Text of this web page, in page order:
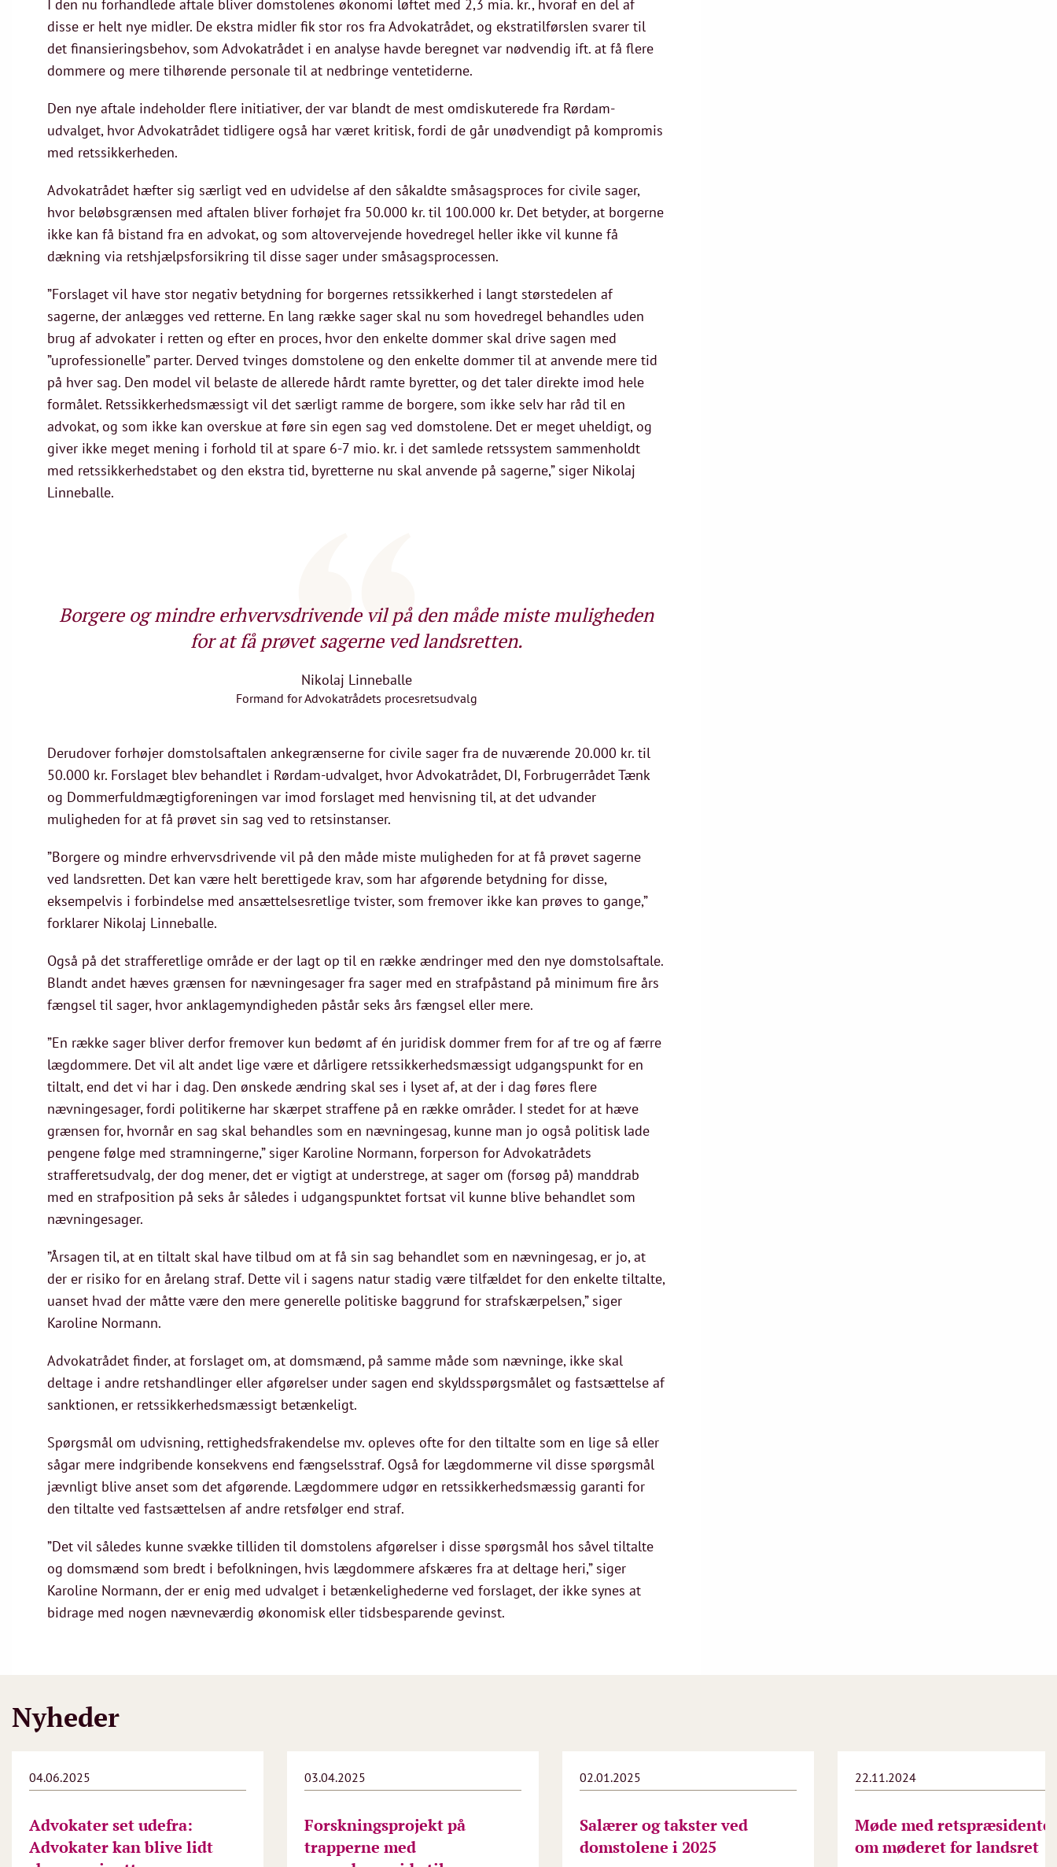
I den nu forhandlede aftale bliver domstolenes økonomi løftet med 2,3 mia. kr., hvoraf en del af
disse er helt nye midler. De ekstra midler fik stor ros fra Advokatrådet, og ekstratilførslen svarer til
det finansieringsbehov, som Advokatrådet i en analyse havde beregnet var nødvendig ift. at få flere
dommere og mere tilhørende personale til at nedbringe ventetiderne.
Den nye aftale indeholder flere initiativer, der var blandt de mest omdiskuterede fra Rørdam-
udvalget, hvor Advokatrådet tidligere også har været kritisk, fordi de går unødvendigt på kompromis
med retssikkerheden.
Advokatrådet hæfter sig særligt ved en udvidelse af den såkaldte småsagsproces for civile sager,
hvor beløbsgrænsen med aftalen bliver forhøjet fra 50.000 kr. til 100.000 kr. Det betyder, at borgerne
ikke kan få bistand fra en advokat, og som altovervejende hovedregel heller ikke vil kunne få
dækning via retshjælpsforsikring til disse sager under småsagsprocessen.
”Forslaget vil have stor negativ betydning for borgernes retssikkerhed i langt størstedelen af
sagerne, der anlægges ved retterne. En lang række sager skal nu som hovedregel behandles uden
brug af advokater i retten og efter en proces, hvor den enkelte dommer skal drive sagen med
”uprofessionelle” parter. Derved tvinges domstolene og den enkelte dommer til at anvende mere tid
på hver sag. Den model vil belaste de allerede hårdt ramte byretter, og det taler direkte imod hele
formålet. Retssikkerhedsmæssigt vil det særligt ramme de borgere, som ikke selv har råd til en
advokat, og som ikke kan overskue at føre sin egen sag ved domstolene. Det er meget uheldigt, og
giver ikke meget mening i forhold til at spare 6-7 mio. kr. i det samlede retssystem sammenholdt
med retssikkerhedstabet og den ekstra tid, byretterne nu skal anvende på sagerne,” siger Nikolaj
Linneballe.
Borgere og mindre erhvervsdrivende vil på den måde miste muligheden
for at få prøvet sagerne ved landsretten.
Nikolaj Linneballe
Formand for Advokatrådets procesretsudvalg
Derudover forhøjer domstolsaftalen ankegrænserne for civile sager fra de nuværende 20.000 kr. til
50.000 kr. Forslaget blev behandlet i Rørdam-udvalget, hvor Advokatrådet, DI, Forbrugerrådet Tænk
og Dommerfuldmægtigforeningen var imod forslaget med henvisning til, at det udvander
muligheden for at få prøvet sin sag ved to retsinstanser.
”Borgere og mindre erhvervsdrivende vil på den måde miste muligheden for at få prøvet sagerne
ved landsretten. Det kan være helt berettigede krav, som har afgørende betydning for disse,
eksempelvis i forbindelse med ansættelsesretlige tvister, som fremover ikke kan prøves to gange,”
forklarer Nikolaj Linneballe.
Også på det strafferetlige område er der lagt op til en række ændringer med den nye domstolsaftale.
Blandt andet hæves grænsen for nævningesager fra sager med en strafpåstand på minimum fire års
fængsel til sager, hvor anklagemyndigheden påstår seks års fængsel eller mere.
”En række sager bliver derfor fremover kun bedømt af én juridisk dommer frem for af tre og af færre
lægdommere. Det vil alt andet lige være et dårligere retssikkerhedsmæssigt udgangspunkt for en
tiltalt, end det vi har i dag. Den ønskede ændring skal ses i lyset af, at der i dag føres flere
nævningesager, fordi politikerne har skærpet straffene på en række områder. I stedet for at hæve
grænsen for, hvornår en sag skal behandles som en nævningesag, kunne man jo også politisk lade
pengene følge med stramningerne,” siger Karoline Normann, forperson for Advokatrådets
strafferetsudvalg, der dog mener, det er vigtigt at understrege, at sager om (forsøg på) manddrab
med en strafposition på seks år således i udgangspunktet fortsat vil kunne blive behandlet som
nævningesager.
”Årsagen til, at en tiltalt skal have tilbud om at få sin sag behandlet som en nævningesag, er jo, at
der er risiko for en årelang straf. Dette vil i sagens natur stadig være tilfældet for den enkelte tiltalte,
uanset hvad der måtte være den mere generelle politiske baggrund for strafskærpelsen,” siger
Karoline Normann.
Advokatrådet finder, at forslaget om, at domsmænd, på samme måde som nævninge, ikke skal
deltage i andre retshandlinger eller afgørelser under sagen end skyldsspørgsmålet og fastsættelse af
sanktionen, er retssikkerhedsmæssigt betænkeligt.
Spørgsmål om udvisning, rettighedsfrakendelse mv. opleves ofte for den tiltalte som en lige så eller
sågar mere indgribende konsekvens end fængselsstraf. Også for lægdommerne vil disse spørgsmål
jævnligt blive anset som det afgørende. Lægdommere udgør en retssikkerhedsmæssig garanti for
den tiltalte ved fastsættelsen af andre retsfølger end straf.
”Det vil således kunne svække tilliden til domstolens afgørelser i disse spørgsmål hos såvel tiltalte
og domsmænd som bredt i befolkningen, hvis lægdommere afskæres fra at deltage heri,” siger
Karoline Normann, der er enig med udvalget i betænkelighederne ved forslaget, der ikke synes at
bidrage med nogen nævneværdig økonomisk eller tidsbesparende gevinst.
Nyheder
04.06.2025
Advokater set udefra:
Advokater kan blive lidt
03.04.2025
Forskningsprojekt på
trapperne med
02.01.2025
Salærer og takster ved
domstolene i 2025
22.11.2024
Møde med
om møderet for landsret